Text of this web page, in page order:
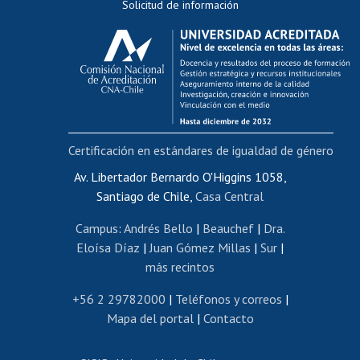
Evaluación docente
Calificación académica
Postulación al AUCAI
Funcionarias/os
Cursos internos de capacitación
Bienestar del personal
Portal de movilidad interna
Certificado de renta
Certificado de renta honorarios
Editar páginas blancas
Extranjeras/os
Revalidación y reconocimiento de títulos
Postulación al Programa de Movilidad Estudiantil
Solicitud de información
Av. Libertador Bernardo O'Higgins 1058,
Santiago de Chile, Casa Central
Campus: Andrés Bello | Beauchef| Dra.
Eloísa Díaz |Juan Gómez Millas | Sur |
más recintos
+56 2 29782000 | Teléfonos y correos |
Mapa del portal| Contacto
Certificación en estándares de igualdad de género